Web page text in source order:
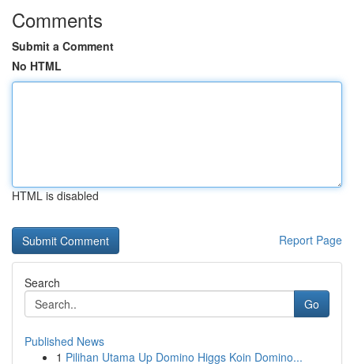
Comments
Submit a Comment
No HTML
HTML is disabled
Report Page
Search
Go
Published News
1 Pilihan Utama Up Domino Higgs Koin Domino...